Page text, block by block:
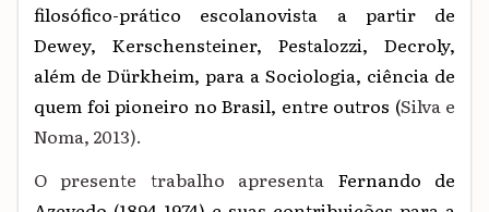
filosófico-prático escolanovista a partir de
Dewey, Kerschensteiner, Pestalozzi, Decroly,
além de Dürkheim, para a Sociologia, ciência de
quem foi pioneiro no Brasil, entre outros (Silva e
Noma, 2013).
O presente trabalho apresenta Fernando de